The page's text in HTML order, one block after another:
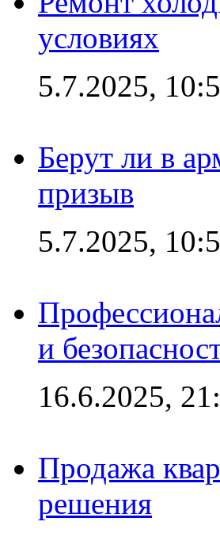
условиях
5.7.2025,
Берут ли в
призыв
5.7.2025,
и
16.6.2025,
Продажа
решения